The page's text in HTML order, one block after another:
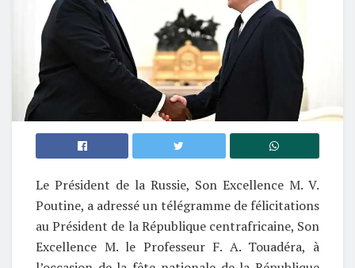
Le Président de la Russie, Son Excellence M. V.
Poutine, a adressé un télégramme de félicitations
au Président de la République centrafricaine, Son
Excellence M. le Professeur F. A. Touadéra, à